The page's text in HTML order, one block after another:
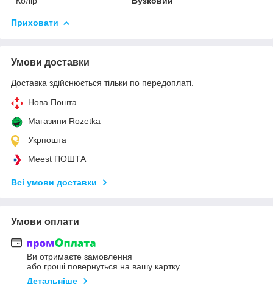
Приховати
Умови доставки
Доставка здійснюється тільки по передоплаті.
Нова Пошта
Магазини Rozetka
Укрпошта
Meest ПОШТА
Всі умови доставки
Умови оплати
Ви отримаєте замовлення
або гроші повернуться на вашу картку
Детальніше